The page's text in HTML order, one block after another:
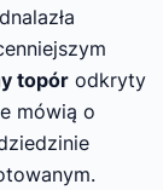
topór odkryty
mówią o